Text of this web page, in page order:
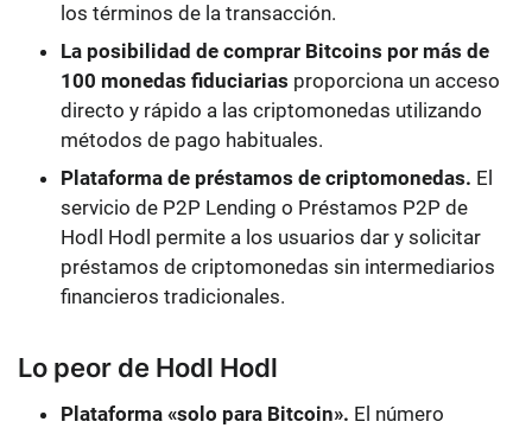
los términos de la transacción.
La posibilidad de comprar Bitcoins por más de
100 monedas fiduciarias proporciona un acceso
directo y rápido a las criptomonedas utilizando
métodos de pago habituales.
Plataforma de préstamos de criptomonedas. El
servicio de P2P Lending o Préstamos P2P de
Hodl Hodl permite a los usuarios dar y solicitar
préstamos de criptomonedas sin intermediarios
financieros tradicionales.
Lo peor de Hodl Hodl
Plataforma «solo para Bitcoin». El número